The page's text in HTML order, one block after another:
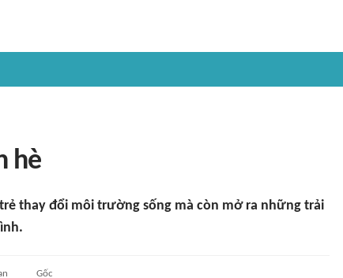
hè
thay đổi môi trường sống mà còn mở ra những trải
Gốc